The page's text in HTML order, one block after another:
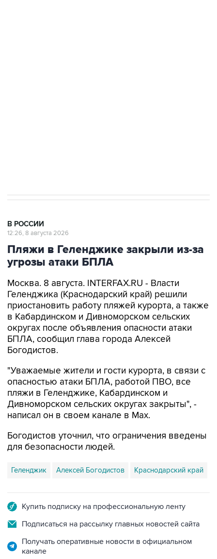
В РОССИИ
12:26, 8 августа 2026
Пляжи в Геленджике закрыли из-за
угрозы атаки БПЛА
Москва. 8 августа. INTERFAX.RU - Власти
Геленджика (Краснодарский край) решили
приостановить работу пляжей курорта, а также
в Кабардинском и Дивноморском сельских
округах после объявления опасности атаки
БПЛА, сообщил глава города Алексей
Богодистов.
"Уважаемые жители и гости курорта, в связи с
опасностью атаки БПЛА, работой ПВО, все
пляжи в Геленджике, Кабардинском и
Дивноморском сельских округах закрыты", -
написал он в своем канале в Max.
Богодистов уточнил, что ограничения введены
для безопасности людей.
Геленджик Алексей Богодистов Краснодарский край
Купить подписку на профессиональную ленту
Подписаться на рассылку главных новостей сайта
Получать оперативные новости в официальном
канале